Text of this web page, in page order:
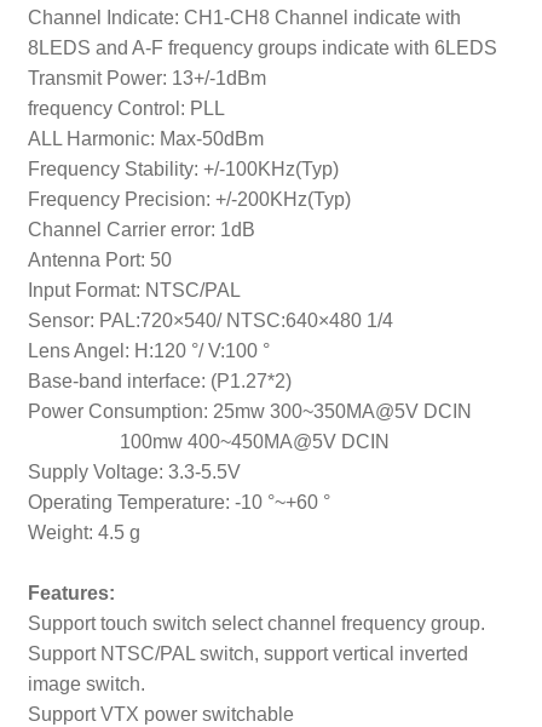
Channel Indicate: CH1-CH8 Channel indicate with
8LEDS and A-F frequency groups indicate with 6LEDS
Transmit Power: 13+/-1dBm
frequency Control: PLL
ALL Harmonic: Max-50dBm
Frequency Stability: +/-100KHz(Typ)
Frequency Precision: +/-200KHz(Typ)
Channel Carrier error: 1dB
Antenna Port: 50
Input Format: NTSC/PAL
Sensor: PAL:720×540/ NTSC:640×480 1/4
Lens Angel: H:120 °/ V:100 °
Base-band interface: (P1.27*2)
Power Consumption: 25mw 300~350MA@5V DCIN
100mw 400~450MA@5V DCIN
Supply Voltage: 3.3-5.5V
Operating Temperature: -10 °~+60 °
Weight: 4.5 g
Features:
Support touch switch select channel frequency group.
Support NTSC/PAL switch, support vertical inverted
image switch.
Support VTX power switchable